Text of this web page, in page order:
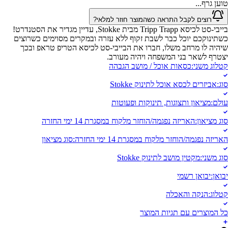
טוען גרף...
רוצים לקבל התראה כשהמוצר חוזר למלאי?
בייבי-סט לכיסא Tripp Trapp מבית Stokke, עדיין מגדיר את הסטנדרט!
כשתינוקכם יוכל כבר לשבת זקוף ללא עזרה ובמקרים מסוימים כשרוצים
שיהיה לו מרחב משלו, חברו את הבייבי-סט לכיסא הטריפ טראפ ובכך
יצטרף לשאר בני המשפחה ויהיה מעורב.
קטלוג משני:כסאות אוכל / מושב הגבהה
סוג:אביזרים לכסא אוכל לתינוק Stokke
עולם:מציאון ותצוגות, תינוקות ופעוטות
סוג מציאון:האריזה נפגמה/הוחזר מלקוח במסגרת 14 ימי החזרה
האריזה נפגמה/הוחזר מלקוח במסגרת 14 ימי החזרה :סוג מציאון
סוג משני:מקטין מושב לתינוק Stokke
יבואן:יבואן רשמי
קטלוג:הנקה והאכלה
כל המוצרים עם תגיות המוצר